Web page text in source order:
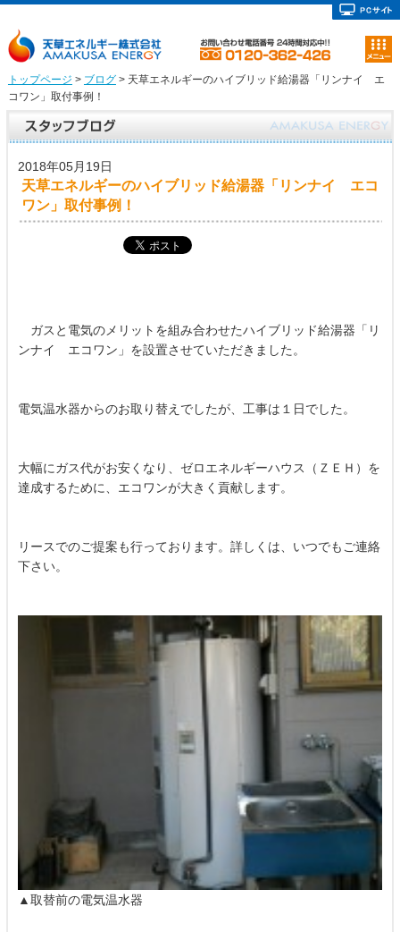
トップページ > ブログ> 天草エネルギーのハイブリッド給湯器「リンナイ エ
コワン」取付事例！
2018年05月19日
天草エネルギーのハイブリッド給湯器「リンナイ エコ
ワン」取付事例！
ガスと電気のメリットを組み合わせたハイブリッド給湯器「リ
ンナイ エコワン」を設置させていただきました。
電気温水器からのお取り替えでしたが、工事は１日でした。
大幅にガス代がお安くなり、ゼロエネルギーハウス（ＺＥＨ）を
達成するために、エコワンが大きく貢献します。
リースでのご提案も行っております。詳しくは、いつでもご連絡
下さい。
▲取替前の電気温水器